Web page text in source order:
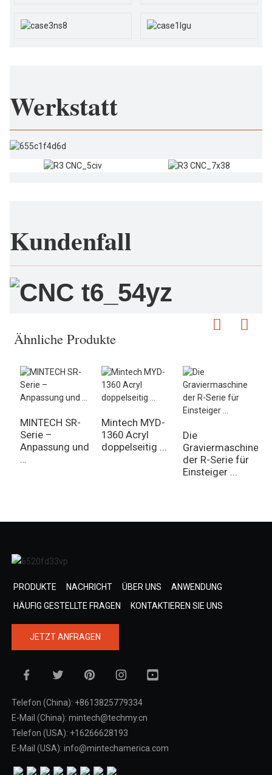
Werkstatt
Kundenfall
Ähnliche Produkte
MINTECH SR-
Serie –
Anpassung und
…
Mintech MYD-
1360 Acryl
doppelseitig ...
Die
Graviermaschine
der R-Serie für
Einsteiger ...
PRODUKTE NACHRICHT ÜBER UNS
ANWENDUNG
HÄUFIG GESTELLTE FRAGEN
KONTAKTIEREN SIE UNS
JETZT ANFRAGEN
Telefon (China): +8613825779334
E-Mail (China): mintech@techmy.cn
Telefon (USA): +16266628193
E-Mail (USA): info@mintechamerica.com